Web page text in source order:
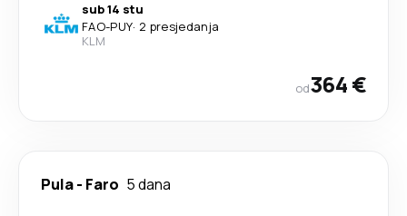
sub 14 stu
FAO-PUY· 2 presjedanja
KLM
od364 €
Pula- Faro 5 dana